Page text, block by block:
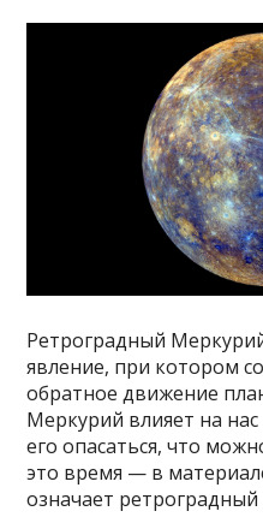
Ретроградный
явление, при котором
обратное движение
Меркурий влияет на
его опасаться, что
это время — в
означает